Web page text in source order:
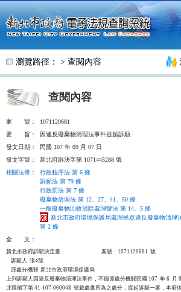
跳至主要內容
瀏覽路徑： > 查閱內容
查閱內容
案 號：
1071120681
要
旨：
因違反廢棄物清理法事件提起訴願
發文日期：
民國 107 年 09 月 07 日
發文字號：
新北府訴決字第 1071445288 號
相關法條 ：
行政程序法 第 6 條
訴願法 第 79 條
行政罰法 第 7 條
廢棄物清理法 第 12、27、41、50 條
一般廢棄物回收清除處理辦法 第 14、5 條
新北市政府環境保護局處理民眾違反廢棄物清理
第 2 條
全
文：
新北市政府訴願決定書                                  案號：1071120681  號
    訴願人  張○龍
    原處分機關  新北市政府環境保護局
上列訴願人因違反廢棄物清理法事件，不服原處分機關民國 107  年 6  月
北環稽字第 41-107-060048  號裁處書所為之處分，提起訴願一案，本府